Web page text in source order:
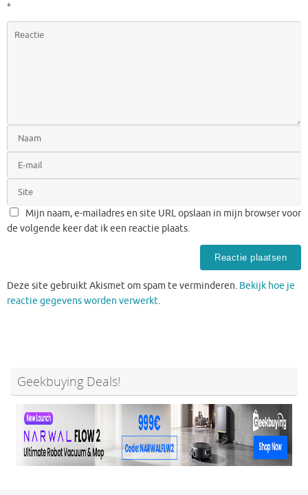
*
Mijn naam, e-mailadres en site URL opslaan in mijn browser voor
de volgende keer dat ik een reactie plaats.
Deze site gebruikt Akismet om spam te verminderen. Bekijk hoe je
reactie gegevens worden verwerkt.
Geekbuying Deals!